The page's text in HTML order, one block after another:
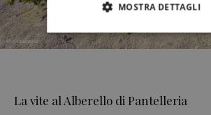
La vite al Alberello di Pantelleria
MOSTRA DETTAGLI